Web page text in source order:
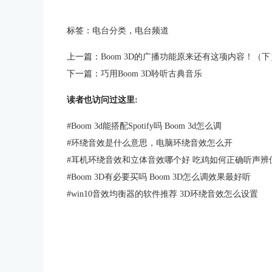
标签： 电台分类 ， 电台频道
上一篇： Boom 3D的广播功能原来还有这项内容！（下
下一篇： 巧用Boom 3D聆听古典音乐
读者也访问过这里:
#Boom 3d能搭配Spotify吗 Boom 3d怎么调
#环绕音效是什么意思，电脑环绕音效怎么开
#耳机环绕音效和立体音效哪个好 吃鸡如何正确听声辨
#Boom 3D有必要买吗 Boom 3D怎么调效果最好听
#win10音效均衡器的软件推荐 3D环绕音效怎么设置